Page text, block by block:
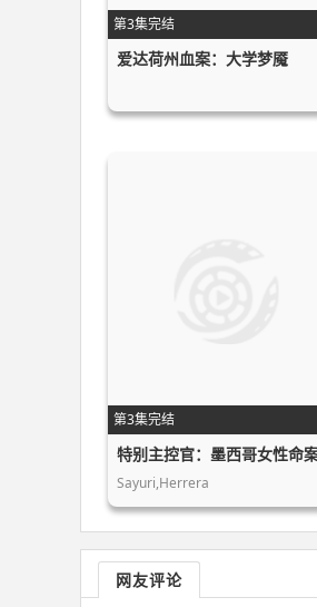
第3集完结
爱达荷州血案：大学梦魇
第3集完结
Sayuri,Herrera
网友评论